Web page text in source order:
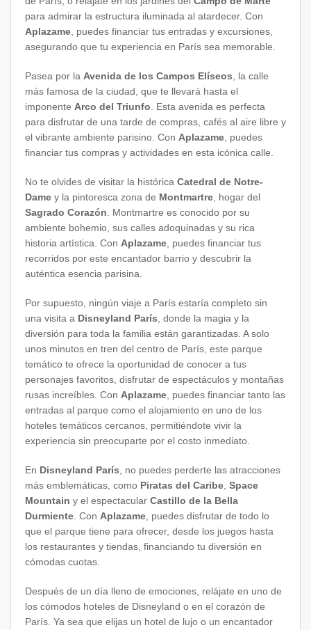
para admirar la estructura iluminada al atardecer. Con
Aplazame , puedes financiar tus entradas y excursiones,
asegurando que tu experiencia en París sea memorable.
Pasea por la Avenida de los Campos Elíseos , la calle
más famosa de la ciudad, que te llevará hasta el
imponente Arco del Triunfo . Esta avenida es perfecta
para disfrutar de una tarde de compras, cafés al aire libre y
el vibrante ambiente parisino. Con Aplazame , puedes
financiar tus compras y actividades en esta icónica calle.
No te olvides de visitar la histórica Catedral de Notre-
Dame y la pintoresca zona de Montmartre , hogar del
Sagrado Corazón . Montmartre es conocido por su
ambiente bohemio, sus calles adoquinadas y su rica
historia artística. Con Aplazame , puedes financiar tus
recorridos por este encantador barrio y descubrir la
auténtica esencia parisina.
Por supuesto, ningún viaje a París estaría completo sin
una visita a Disneyland París , donde la magia y la
diversión para toda la familia están garantizadas. A solo
unos minutos en tren del centro de París, este parque
temático te ofrece la oportunidad de conocer a tus
personajes favoritos, disfrutar de espectáculos y montañas
rusas increíbles. Con Aplazame , puedes financiar tanto las
entradas al parque como el alojamiento en uno de los
hoteles temáticos cercanos, permitiéndote vivir la
experiencia sin preocuparte por el costo inmediato.
En Disneyland París , no puedes perderte las atracciones
más emblemáticas, como Piratas del Caribe Space
Mountain y el espectacular Castillo de la Bella
Durmiente . Con Aplazame , puedes disfrutar de todo lo
que el parque tiene para ofrecer, desde los juegos hasta
los restaurantes y tiendas, financiando tu diversión en
cómodas cuotas.
Después de un día lleno de emociones, relájate en uno de
los cómodos hoteles de Disneyland o en el corazón de
París. Ya sea que elijas un hotel de lujo o un encantador